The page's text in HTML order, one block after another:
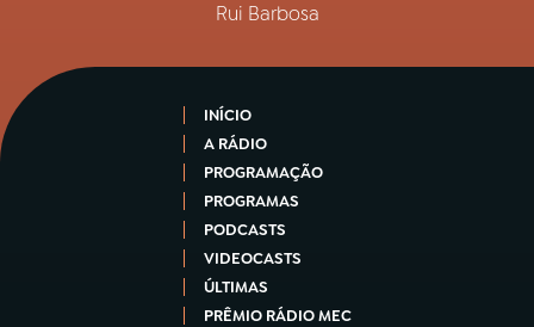
Rui Barbosa
INÍCIO
A RÁDIO
PROGRAMAÇÃO
PROGRAMAS
PODCASTS
VIDEOCASTS
ÚLTIMAS
PRÊMIO RÁDIO MEC